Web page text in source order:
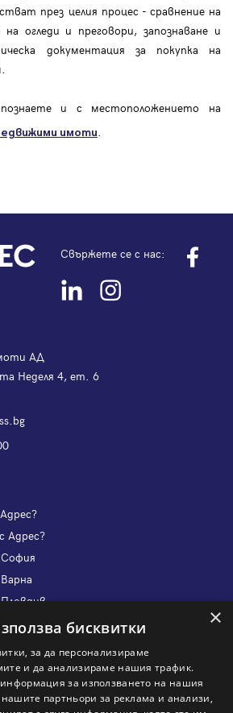
през целия процес - сравнение на
огледи и преговори, запознаване и
документация за покупка на
и с местоположението на
имоти.
Свържете се с нас:
АД
Неделя 4, ет. 6
Адрес?
Адрес?
×
бисквитки
за да персонализираме
и да анализираме нашия трафик.
за използването на нашия
партньори за реклама и анализи,